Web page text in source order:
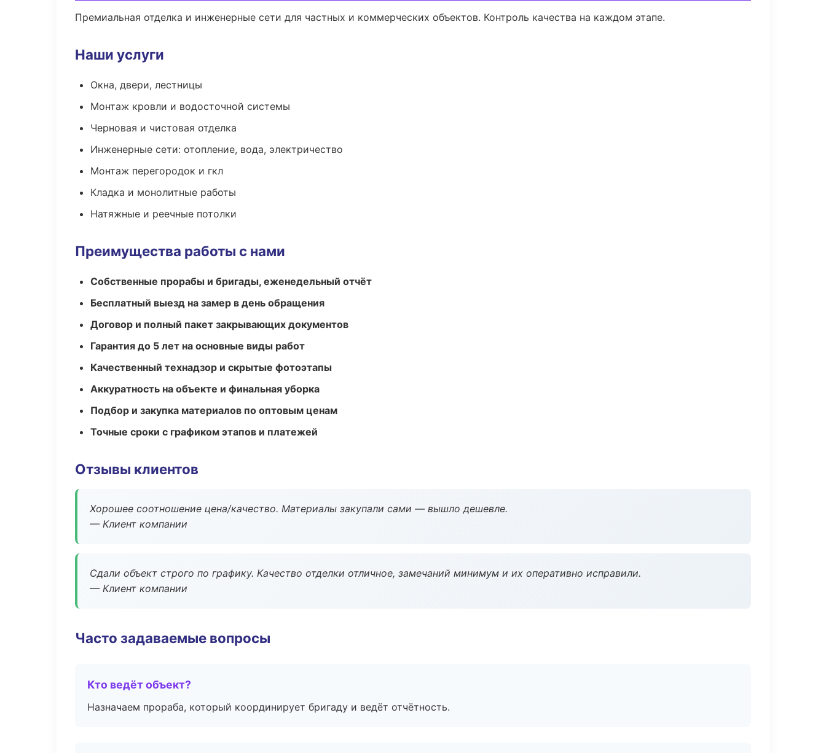
Премиальная отделка и инженерные сети для частных и коммерческих объектов. Контроль качества на каждом этапе.
Наши услуги
Окна, двери, лестницы
Монтаж кровли и водосточной системы
Черновая и чистовая отделка
Инженерные сети: отопление, вода, электричество
Монтаж перегородок и гкл
Кладка и монолитные работы
Натяжные и реечные потолки
Преимущества работы с нами
Собственные прорабы и бригады, еженедельный отчёт
Бесплатный выезд на замер в день обращения
Договор и полный пакет закрывающих документов
Гарантия до 5 лет на основные виды работ
Качественный технадзор и скрытые фотоэтапы
Аккуратность на объекте и финальная уборка
Подбор и закупка материалов по оптовым ценам
Точные сроки с графиком этапов и платежей
Отзывы клиентов
Хорошее соотношение цена/качество. Материалы закупали сами — вышло дешевле.
— Клиент компании
Сдали объект строго по графику. Качество отделки отличное, замечаний минимум и их оперативно исправили.
— Клиент компании
Часто задаваемые вопросы
Кто ведёт объект?
Назначаем прораба, который координирует бригаду и ведёт отчётность.